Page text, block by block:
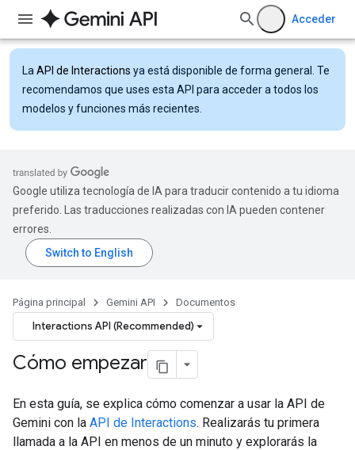
Acceder
La API de Interactions ya está disponible de forma general. Te
recomendamos que uses esta API para acceder a todos los
modelos y funciones más recientes.
Google utiliza tecnología de IA para traducir contenido a tu idioma
preferido. Las traducciones realizadas con IA pueden contener
errores.
Página principal Gemini API Documentos
Interactions API (Recommended)
Cómo empezar
En esta guía, se explica cómo comenzar a usar la API de
Gemini con la API de Interactions. Realizarás tu primera
llamada a la API en menos de un minuto y explorarás la